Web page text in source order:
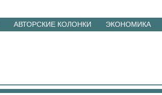
АВТОРСКИЕ КОЛОНКИ ЭКОНОМИКА